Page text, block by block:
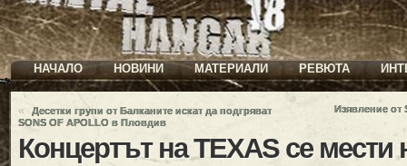
НАЧАЛО НОВИНИ МАТЕРИАЛИ РЕВЮТА
«
Десетки групи от Балканите искат да подгряват
SONS OF APOLLO в Пловдив
Изявление от
Концертът на TEXAS се мести